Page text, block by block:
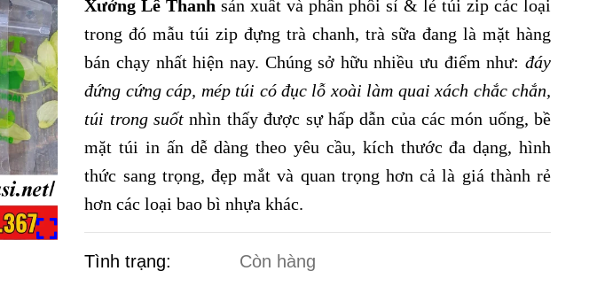
Xưởng Lê Thanh sản xuất và phân phối sỉ & lẻ túi zip các loại
trong đó mẫu túi zip đựng trà chanh, trà sữa đang là mặt hàng
bán chạy nhất hiện nay. Chúng sở hữu nhiều ưu điểm như: đáy
đứng cứng cáp, mép túi có đục lỗ xoài làm quai xách chắc chắn,
túi trong suốtnhìn thấy được sự hấp dẫn của các món uống, bề
mặt túi in ấn dễ dàng theo yêu cầu, kích thước đa dạng, hình
thức sang trọng, đẹp mắt và quan trọng hơn cả là giá thành rẻ
hơn các loại bao bì nhựa khác.
Tình trạng: Còn hàng